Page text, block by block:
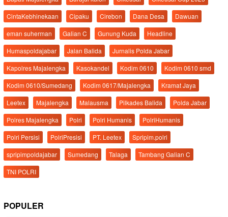
CintaKebhinekaan
Cipaku Cirebon Dana Desa
Dawuan
eman suherman
Galian C Gunung Kuda
Headline
Humaspoldajabar
Jalan Balida
Jurnalis Polda Jabar
Kapolres Majalengka
Kasokandel Kodim 0610
Kodim 0610 smd
Kodim 0610/Sumedang
Kodim 0617/Majalengka
Kramat Jaya
Leetex
Majalengka Malausma Pilkades Balida
Polda Jabar
Polres Majalengka
Polri Polri Humanis
PolriHumanis
Polri Persisi
PolriPresisi PT. Leetex
Spripim.polri
spripimpoldajabar
Sumedang Talaga
Tambang Galian C
TNI POLRI
POPULER